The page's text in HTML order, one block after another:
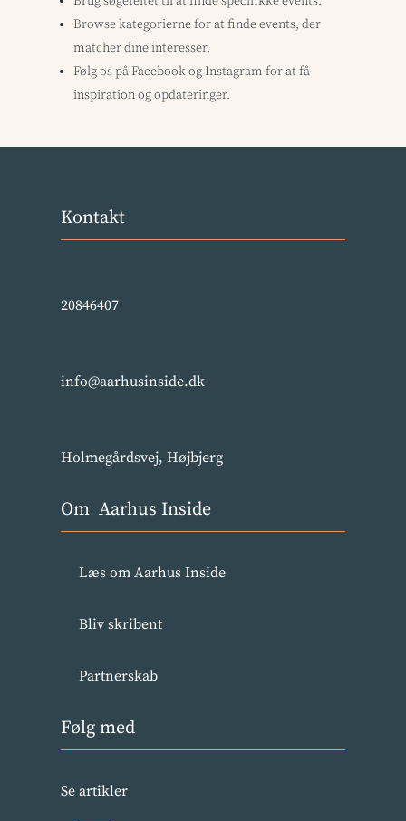
Browse kategorierne for at finde events, der
matcher dine interesser.
Følg os på Facebook og Instagram for at få
inspiration og opdateringer.
Kontakt
20846407
info@aarhusinside.dk
Holmegårdsvej, Højbjerg
Om Aarhus Inside
Læs om Aarhus Inside
Bliv skribent
Partnerskab
Følg med
Se artikler